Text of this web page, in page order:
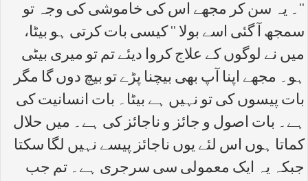
''۔ یہ سن کر مجھے اس کی خاموشی کی وجہ تو
سمجھ آ گئی اسے بولا '' کیسی بات کرتی ہو بیٹا،
میں نے لوگوں کے علاج کروا دیئے تم تو میری بیٹی
ہو۔ مجھے اپنا آپ بھی بیچنا پڑے تو بیچ دوں گا مگر
بات پیسوں کی تو نہیں ہے بیٹا۔ بات انسانیت کی
ہے۔ بات اصول و جائز و ناجائز کی ہے۔ میں حلال
کماتا ہوں اس لئے یوں ناجائز پیسے نہیں لگا سکتا
جبکہ یہ ایک معمولی سی سرجری ہے۔ تم جب